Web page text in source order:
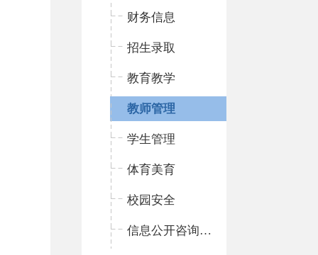
财务信息
招生录取
教育教学
教师管理
学生管理
体育美育
校园安全
信息公开咨询指南